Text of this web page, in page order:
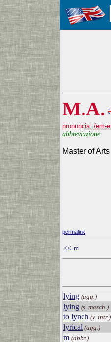
M.A.
pronuncia: /em-
abbreviazione
Master of Arts
permalink
<< m
lying (agg.)
lying (s. masch.)
to lynch (v. intr.)
lyrical (agg.)
m (abbr.)